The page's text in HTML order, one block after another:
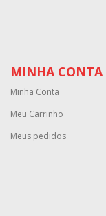
MINHA CONTA
Minha Conta
Meu Carrinho
Meus pedidos